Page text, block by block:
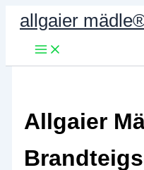
Zum
Inhalt
springen
allgaier
Allgaier